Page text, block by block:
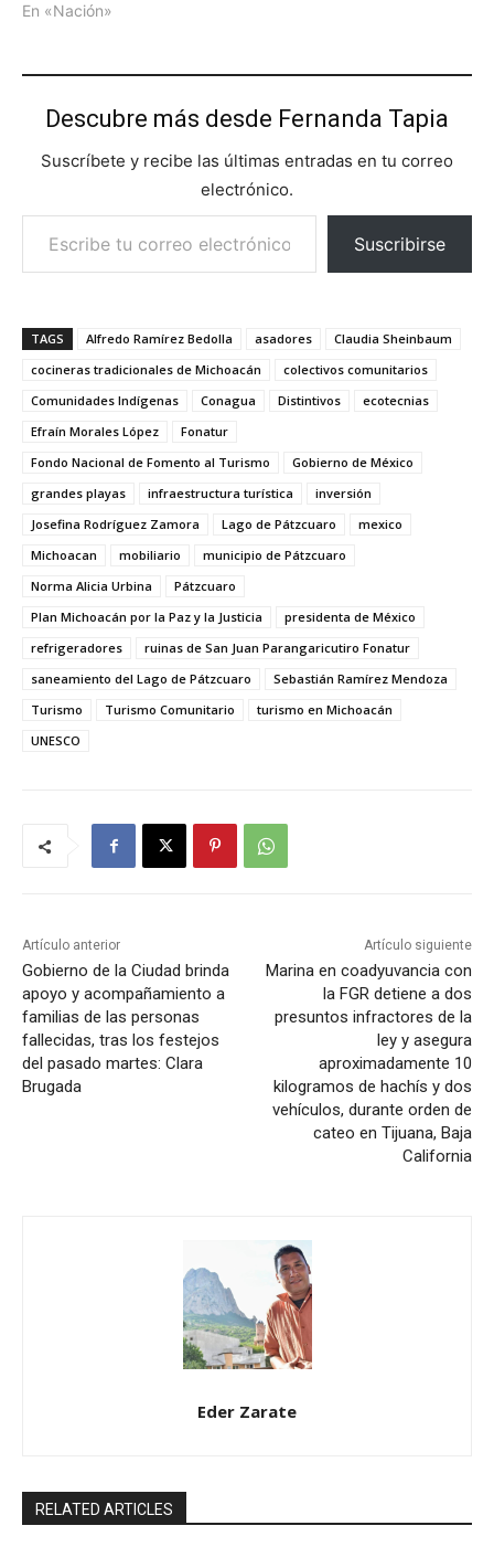
En «Nación»
Descubre más desde Fernanda Tapia
Suscríbete y recibe las últimas entradas en tu correo
electrónico.
Escribe tu correo electrónico…
Suscribirse
TAGS Alfredo Ramírez Bedolla asadores
Claudia Sheinbaum
cocineras tradicionales de Michoacán
colectivos comunitarios
Comunidades Indígenas
Conagua Distintivos
ecotecnias
Efraín Morales López
Fonatur
Fondo Nacional de Fomento al Turismo
Gobierno de México
grandes playas
infraestructura turística
inversión
Josefina Rodríguez Zamora
Lago de Pátzcuaro
mexico
Michoacan
mobiliario
municipio de Pátzcuaro
Norma Alicia Urbina
Pátzcuaro
Plan Michoacán por la Paz y la Justicia
presidenta de México
refrigeradores
ruinas de San Juan Parangaricutiro Fonatur
saneamiento del Lago de Pátzcuaro
Sebastián Ramírez Mendoza
Turismo
Turismo Comunitario
turismo en Michoacán
UNESCO
Artículo anterior
Gobierno de la Ciudad brinda
apoyo y acompañamiento a
familias de las personas
fallecidas, tras los festejos
del pasado martes: Clara
Brugada
Artículo siguiente
Marina en coadyuvancia con
la FGR detiene a dos
presuntos infractores de la
ley y asegura
aproximadamente 10
kilogramos de hachís y dos
vehículos, durante orden de
cateo en Tijuana, Baja
California
Eder Zarate
RELATED ARTICLES